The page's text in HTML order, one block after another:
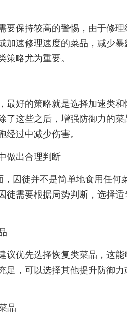
要保持较高的警惕，由于修
加速修理速度的菜品，减少
策略尤为重要。
最好的策略就是选择加速类
了这些之后，增强防御力的
经过中减少伤害。
做出合理判断
，囚徒并不是简单地食用任
徒需要根据局势判断，选择
议优先选择恢复类菜品，这
足，可以选择其他提升防御
品